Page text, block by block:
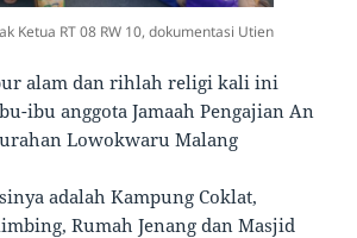
Ketua RT 08 RW 10, dokumentasi Utien
alam dan rihlah religi kali ini
ibu anggota Jamaah Pengajian An
Lowokwaru Malang
adalah Kampung Coklat,
Rumah Jenang dan Masjid